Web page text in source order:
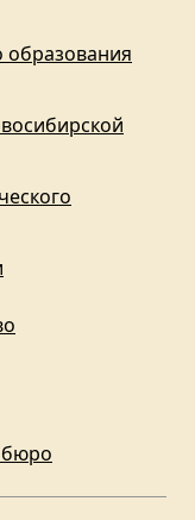
образования
бюро